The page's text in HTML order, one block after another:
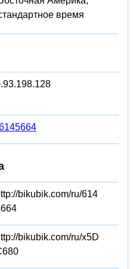
время
bikubik.com/ru/614
bikubik.com/ru/x5D